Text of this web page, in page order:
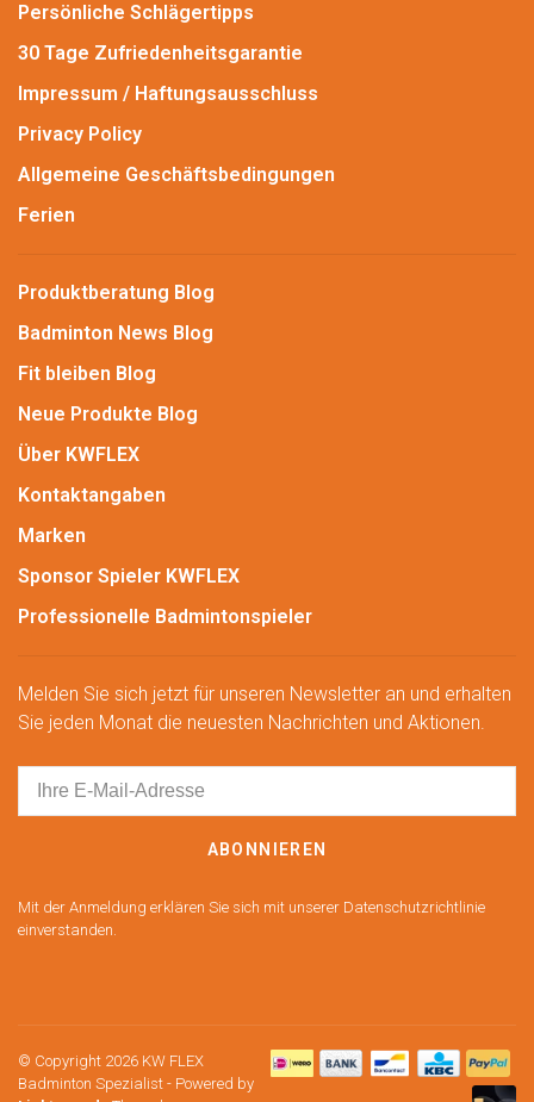
Persönliche Schlägertipps
30 Tage Zufriedenheitsgarantie
Impressum / Haftungsausschluss
Privacy Policy
Allgemeine Geschäftsbedingungen
Ferien
Produktberatung Blog
Badminton News Blog
Fit bleiben Blog
Neue Produkte Blog
Über KWFLEX
Kontaktangaben
Marken
Sponsor Spieler KWFLEX
Professionelle Badmintonspieler
Melden Sie sich jetzt für unseren Newsletter an und erhalten
Sie jeden Monat die neuesten Nachrichten und Aktionen.
ABONNIEREN
Mit der Anmeldung erklären Sie sich mit unserer Datenschutzrichtlinie
einverstanden.
© Copyright 2026 KW FLEX
Badminton Spezialist - Powered by